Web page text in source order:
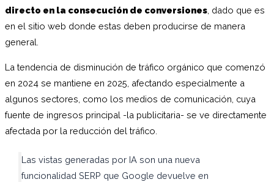
directo en la consecución de conversiones , dado que es
en el sitio web donde estas deben producirse de manera
general.
La tendencia de disminución de tráfico orgánico que comenzó
en 2024 se mantiene en 2025, afectando especialmente a
algunos sectores, como los medios de comunicación, cuya
fuente de ingresos principal -la publicitaria- se ve directamente
afectada por la reducción del tráfico.
Las vistas generadas por IA son una nueva
funcionalidad SERP que Google devuelve en